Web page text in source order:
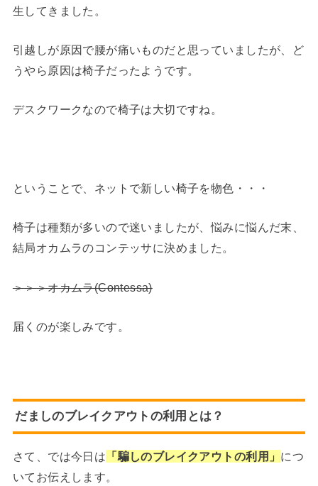
生してきました。
引越しが原因で腰が痛いものだと思っていましたが、ど
うやら原因は椅子だったようです。
デスクワークなので椅子は大切ですね。
ということで、ネットで新しい椅子を物色・・・
椅子は種類が多いので迷いましたが、悩みに悩んだ末、
結局オカムラのコンテッサに決めました。
＞＞＞オカムラ(Contessa)
届くのが楽しみです。
だましのブレイクアウトの利用とは？
さて、では今日は 「騙しのブレイクアウトの利用」 につ
いてお伝えします。